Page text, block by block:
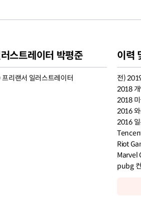
스트레이터 박평준
프리랜서 일러스트레이터
이력
전)
2018
2018 미
2016
2016
Riot
Marvel
pubg